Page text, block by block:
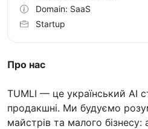
Про нас
TUMLI — це український AI
продакшні. Ми будуємо
майстрів та малого
Domain: SaaS
Startup